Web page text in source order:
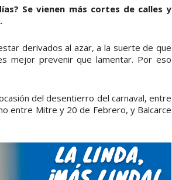
Se vienen más cortes de calles y
derivados al azar, a la suerte de que
mejor prevenir que lamentar. Por eso
del desentierro del carnaval, entre
entre Mitre y 20 de Febrero, y Balcarce